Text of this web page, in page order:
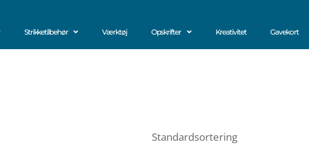
Strikketilbehør Værktøj Opskrifter Kreativitet Gavekort